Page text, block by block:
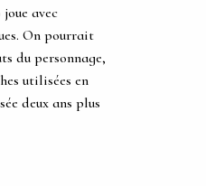
avec
On pourrait
du personnage,
utilisées en
deux ans plus